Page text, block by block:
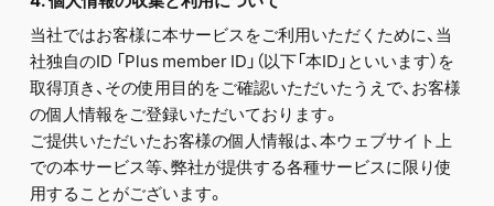
当社ではお客様に本サービスをご利用いただくために、当
社独自のID 「Plus member ID」（以下「本ID」といいます）を
取得頂き、その使用目的をご確認いただいたうえで、お客様
の個人情報をご登録いただいております。
ご提供いただいたお客様の個人情報は、本ウェブサイト上
での本サービス等、弊社が提供する各種サービスに限り使
用することがございます。